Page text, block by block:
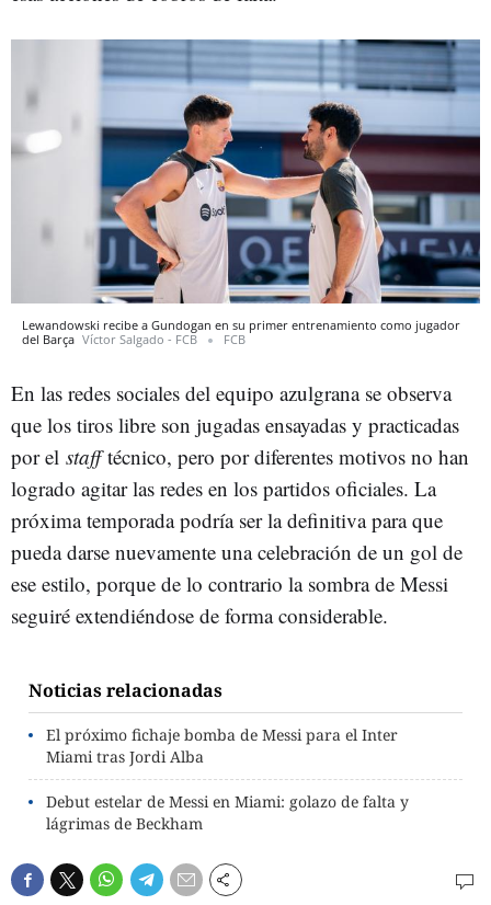
Lewandowski recibe a Gundogan en su primer entrenamiento como jugador
del Barça Víctor Salgado - FCB FCB
En las redes sociales del equipo azulgrana se observa
que los tiros libre son jugadas ensayadas y practicadas
por el stafftécnico, pero por diferentes motivos no han
logrado agitar las redes en los partidos oficiales. La
próxima temporada podría ser la definitiva para que
pueda darse nuevamente una celebración de un gol de
ese estilo, porque de lo contrario la sombra de Messi
seguiré extendiéndose de forma considerable.
Noticias relacionadas
El próximo fichaje bomba de Messi para el Inter
Miami tras Jordi Alba
Debut estelar de Messi en Miami: golazo de falta y
lágrimas de Beckham